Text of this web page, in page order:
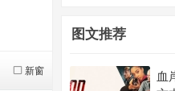
新窗
图文推荐
血